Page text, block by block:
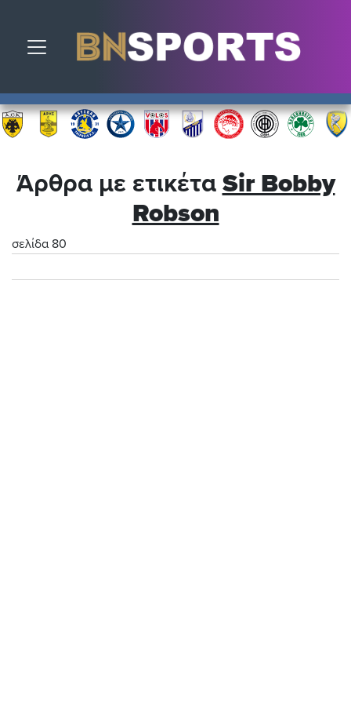
Toggle navigation
Άρθρα με ετικέτα Sir Bobby
Robson
σελίδα 80